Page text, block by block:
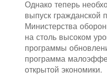
Однако теперь
выпуск гражданской
Министерства
на столь высоком
программы
программа
открытой экономики.